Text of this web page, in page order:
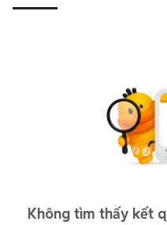
Không tìm thấy kết